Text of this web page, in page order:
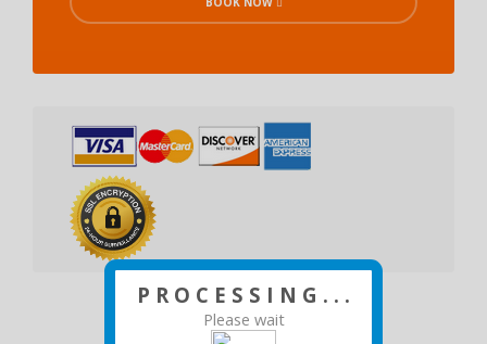
P R O C E S S I N G . . .
Please wait